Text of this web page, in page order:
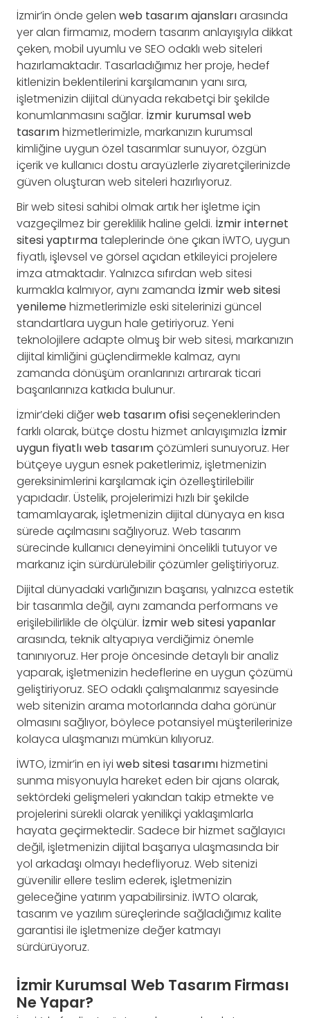
İzmir’in önde gelen web tasarım ajanslarıarasında
yer alan firmamız, modern tasarım anlayışıyla dikkat
çeken, mobil uyumlu ve SEO odaklı web siteleri
hazırlamaktadır. Tasarladığımız her proje, hedef
kitlenizin beklentilerini karşılamanın yanı sıra,
işletmenizin dijital dünyada rekabetçi bir şekilde
konumlanmasını sağlar. İzmir kurumsal web
tasarımhizmetlerimizle, markanızın kurumsal
kimliğine uygun özel tasarımlar sunuyor, özgün
içerik ve kullanıcı dostu arayüzlerle ziyaretçilerinizde
güven oluşturan web siteleri hazırlıyoruz.
Bir web sitesi sahibi olmak artık her işletme için
vazgeçilmez bir gereklilik haline geldi. İzmir internet
sitesi yaptırmataleplerinde öne çıkan İWTO, uygun
fiyatlı, işlevsel ve görsel açıdan etkileyici projelere
imza atmaktadır. Yalnızca sıfırdan web sitesi
kurmakla kalmıyor, aynı zamanda İzmir web sitesi
yenilemehizmetlerimizle eski sitelerinizi güncel
standartlara uygun hale getiriyoruz. Yeni
teknolojilere adapte olmuş bir web sitesi, markanızın
dijital kimliğini güçlendirmekle kalmaz, aynı
zamanda dönüşüm oranlarınızı artırarak ticari
başarılarınıza katkıda bulunur.
İzmir’deki diğerweb tasarım ofisiseçeneklerinden
farklı olarak, bütçe dostu hizmet anlayışımızla İzmir
uygun fiyatlı web tasarımçözümleri sunuyoruz. Her
bütçeye uygun esnek paketlerimiz, işletmenizin
gereksinimlerini karşılamak için özelleştirilebilir
yapıdadır. Üstelik, projelerimizi hızlı bir şekilde
tamamlayarak, işletmenizin dijital dünyaya en kısa
sürede açılmasını sağlıyoruz. Web tasarım
sürecinde kullanıcı deneyimini öncelikli tutuyor ve
markanız için sürdürülebilir çözümler geliştiriyoruz.
Dijital dünyadaki varlığınızın başarısı, yalnızca estetik
bir tasarımla değil, aynı zamanda performans ve
erişilebilirlikle de ölçülür. İzmir web sitesi yapanlar
arasında, teknik altyapıya verdiğimiz önemle
tanınıyoruz. Her proje öncesinde detaylı bir analiz
yaparak, işletmenizin hedeflerine en uygun çözümü
geliştiriyoruz. SEO odaklı çalışmalarımız sayesinde
web sitenizin arama motorlarında daha görünür
olmasını sağlıyor, böylece potansiyel müşterilerinize
kolayca ulaşmanızı mümkün kılıyoruz.
İWTO, İzmir’in en iyi web sitesi tasarımıhizmetini
sunma misyonuyla hareket eden bir ajans olarak,
sektördeki gelişmeleri yakından takip etmekte ve
projelerini sürekli olarak yenilikçi yaklaşımlarla
hayata geçirmektedir. Sadece bir hizmet sağlayıcı
değil, işletmenizin dijital başarıya ulaşmasında bir
yol arkadaşı olmayı hedefliyoruz. Web sitenizi
güvenilir ellere teslim ederek, işletmenizin
geleceğine yatırım yapabilirsiniz. İWTO olarak,
tasarım ve yazılım süreçlerinde sağladığımız kalite
garantisi ile işletmenize değer katmayı
sürdürüyoruz.
İzmir Kurumsal Web Tasarım Firması
Ne Yapar?